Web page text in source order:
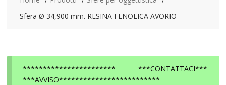
Sfera Ø 34,900 mm. RESINA FENOLICA AVORIO
***CONTATTACI***
***********************
***AVVISO*************************